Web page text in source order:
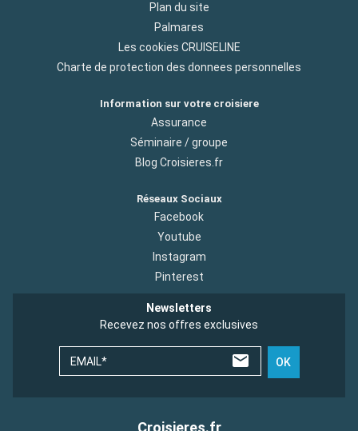
Plan du site
Palmares
Les cookies CRUISELINE
Charte de protection des donnees personnelles
Information sur votre croisiere
Assurance
Séminaire / groupe
Blog Croisieres.fr
Réseaux Sociaux
Facebook
Youtube
Instagram
Pinterest
Newsletters
Recevez nos offres exclusives
EMAIL* OK
Croisieres.fr